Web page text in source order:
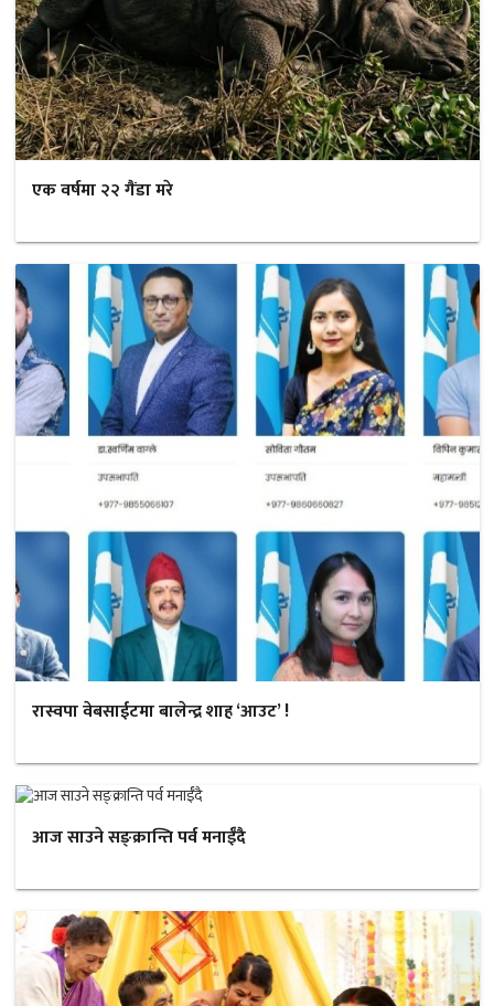
एक वर्षमा २२ गैंडा मरे
रास्वपा वेबसाईटमा बालेन्द्र शाह ‘आउट’ !
आज साउने सङ्क्रान्ति पर्व मनाईँदै